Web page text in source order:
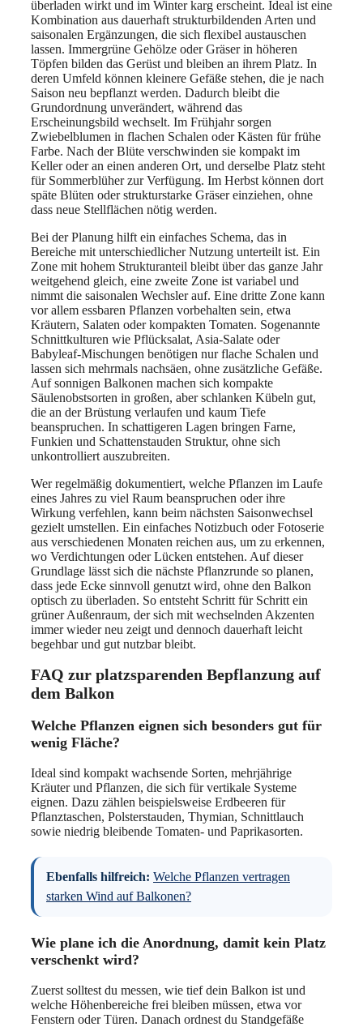
überladen wirkt und im Winter karg erscheint. Ideal ist eine
Kombination aus dauerhaft strukturbildenden Arten und
saisonalen Ergänzungen, die sich flexibel austauschen
lassen. Immergrüne Gehölze oder Gräser in höheren
Töpfen bilden das Gerüst und bleiben an ihrem Platz. In
deren Umfeld können kleinere Gefäße stehen, die je nach
Saison neu bepflanzt werden. Dadurch bleibt die
Grundordnung unverändert, während das
Erscheinungsbild wechselt. Im Frühjahr sorgen
Zwiebelblumen in flachen Schalen oder Kästen für frühe
Farbe. Nach der Blüte verschwinden sie kompakt im
Keller oder an einen anderen Ort, und derselbe Platz steht
für Sommerblüher zur Verfügung. Im Herbst können dort
späte Blüten oder strukturstarke Gräser einziehen, ohne
dass neue Stellflächen nötig werden.
Bei der Planung hilft ein einfaches Schema, das in
Bereiche mit unterschiedlicher Nutzung unterteilt ist. Ein
Zone mit hohem Strukturanteil bleibt über das ganze Jahr
weitgehend gleich, eine zweite Zone ist variabel und
nimmt die saisonalen Wechsler auf. Eine dritte Zone kann
vor allem essbaren Pflanzen vorbehalten sein, etwa
Kräutern, Salaten oder kompakten Tomaten. Sogenannte
Schnittkulturen wie Pflücksalat, Asia-Salate oder
Babyleaf-Mischungen benötigen nur flache Schalen und
lassen sich mehrmals nachsäen, ohne zusätzliche Gefäße.
Auf sonnigen Balkonen machen sich kompakte
Säulenobstsorten in großen, aber schlanken Kübeln gut,
die an der Brüstung verlaufen und kaum Tiefe
beanspruchen. In schattigeren Lagen bringen Farne,
Funkien und Schattenstauden Struktur, ohne sich
unkontrolliert auszubreiten.
Wer regelmäßig dokumentiert, welche Pflanzen im Laufe
eines Jahres zu viel Raum beanspruchen oder ihre
Wirkung verfehlen, kann beim nächsten Saisonwechsel
gezielt umstellen. Ein einfaches Notizbuch oder Fotoserie
aus verschiedenen Monaten reichen aus, um zu erkennen,
wo Verdichtungen oder Lücken entstehen. Auf dieser
Grundlage lässt sich die nächste Pflanzrunde so planen,
dass jede Ecke sinnvoll genutzt wird, ohne den Balkon
optisch zu überladen. So entsteht Schritt für Schritt ein
grüner Außenraum, der sich mit wechselnden Akzenten
immer wieder neu zeigt und dennoch dauerhaft leicht
begehbar und gut nutzbar bleibt.
FAQ zur platzsparenden Bepflanzung auf
dem Balkon
Welche Pflanzen eignen sich besonders gut für
wenig Fläche?
Ideal sind kompakt wachsende Sorten, mehrjährige
Kräuter und Pflanzen, die sich für vertikale Systeme
eignen. Dazu zählen beispielsweise Erdbeeren für
Pflanztaschen, Polsterstauden, Thymian, Schnittlauch
sowie niedrig bleibende Tomaten- und Paprikasorten.
Ebenfalls hilfreich: Welche Pflanzen vertragen
starken Wind auf Balkonen?
Wie plane ich die Anordnung, damit kein Platz
verschenkt wird?
Zuerst solltest du messen, wie tief dein Balkon ist und
welche Höhenbereiche frei bleiben müssen, etwa vor
Fenstern oder Türen. Danach ordnest du Standgefäße